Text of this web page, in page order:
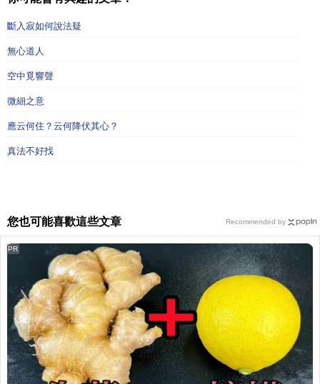
斷入寂如何說法疑
無心道人
空中覓響聲
微細之意
應云何住？云何降伏其心？
真法不好找
您也可能喜歡這些文章
PR
Recommended by